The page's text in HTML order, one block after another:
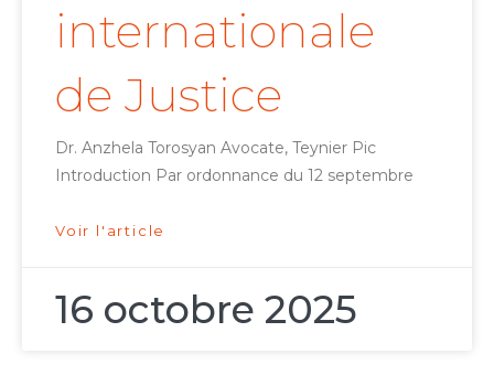
internationale
de Justice
Dr. Anzhela Torosyan Avocate, Teynier Pic
Introduction Par ordonnance du 12 septembre
Voir l'article
16 octobre 2025